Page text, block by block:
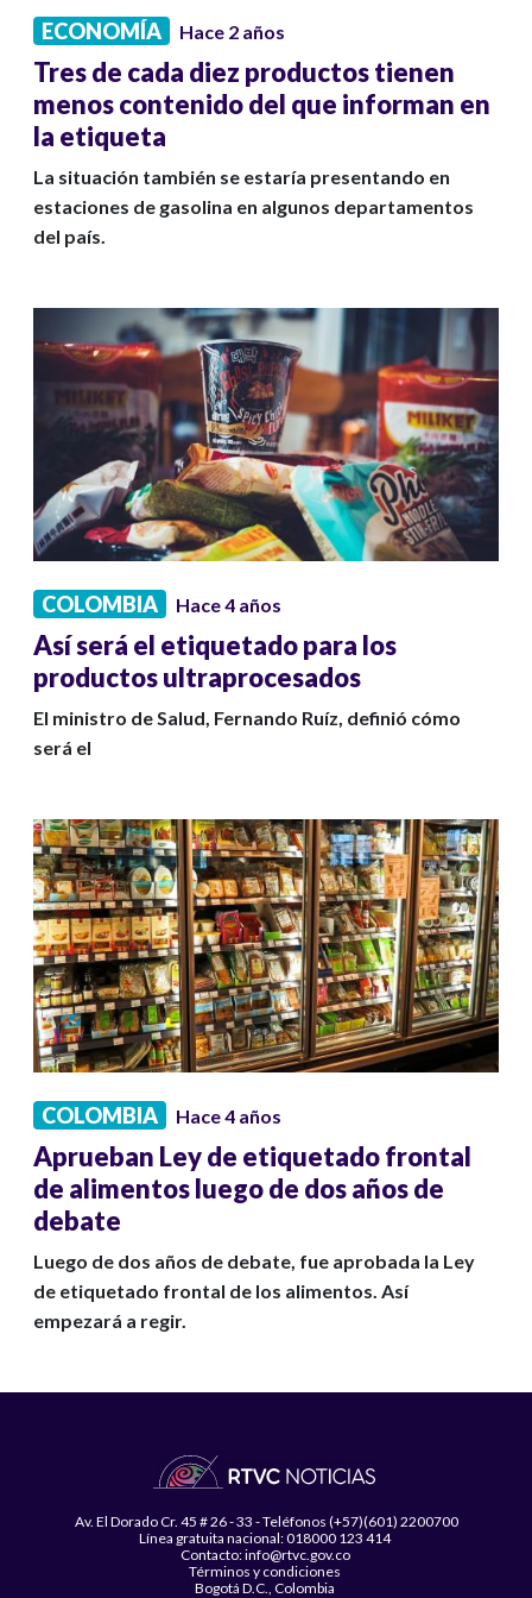
ECONOMÍA Hace 2 años
Tres de cada diez productos tienen
menos contenido del que informan en
la etiqueta
La situación también se estaría presentando en
estaciones de gasolina en algunos departamentos
del país.
COLOMBIA Hace 4 años
Así será el etiquetado para los
productos ultraprocesados
El ministro de Salud, Fernando Ruíz, definió cómo
será el
COLOMBIA Hace 4 años
Aprueban Ley de etiquetado frontal
de alimentos luego de dos años de
debate
Luego de dos años de debate, fue aprobada la Ley
de etiquetado frontal de los alimentos. Así
empezará a regir.
Av. El Dorado Cr. 45 # 26 - 33 - Teléfonos (+57)(601) 2200700
Línea gratuita nacional: 018000 123 414
Contacto: info@rtvc.gov.co
Términos y condiciones
Bogotá D.C., Colombia